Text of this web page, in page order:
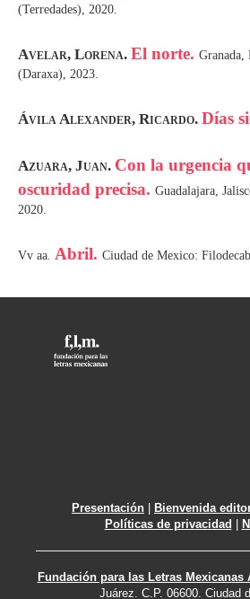
(Terredades), 2020.
Avelar, Lorena. El norte. Granada,
(Daraxa), 2023.
Ávila Alexander, Ricardo. Días
Azuara, Juan. Con la urgencia
oscuridad precisa. Guadalajara,
2020.
Vv aa. Abril. Ciudad de Mexico:
Presentación | Bienvenida
Políticas de privacidad |
Fundación para las Letras Mexicanas
Juárez. C.P. 06600. Ciudad